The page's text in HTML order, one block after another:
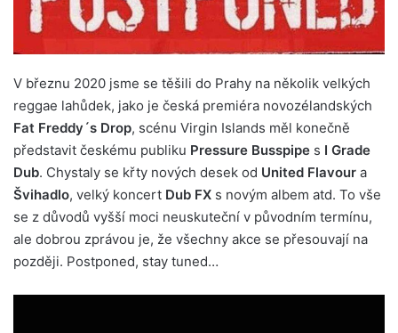
V březnu 2020 jsme se těšili do Prahy na několik velkých
reggae lahůdek, jako je česká premiéra novozélandských
Fat Freddy´s Drop, scénu Virgin Islands měl konečně
představit českému publiku Pressure Busspipe s I Grade
Dub. Chystaly se křty nových desek od United Flavour a
Švihadlo, velký koncert Dub FX s novým albem atd. To vše
se z důvodů vyšší moci neuskuteční v původním termínu,
ale dobrou zprávou je, že všechny akce se přesouvají na
později. Postponed, stay tuned…